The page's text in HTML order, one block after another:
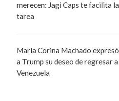
merecen: Jagi Caps te facilita la
tarea
María Corina Machado expresó
a Trump su deseo de regresar a
Venezuela